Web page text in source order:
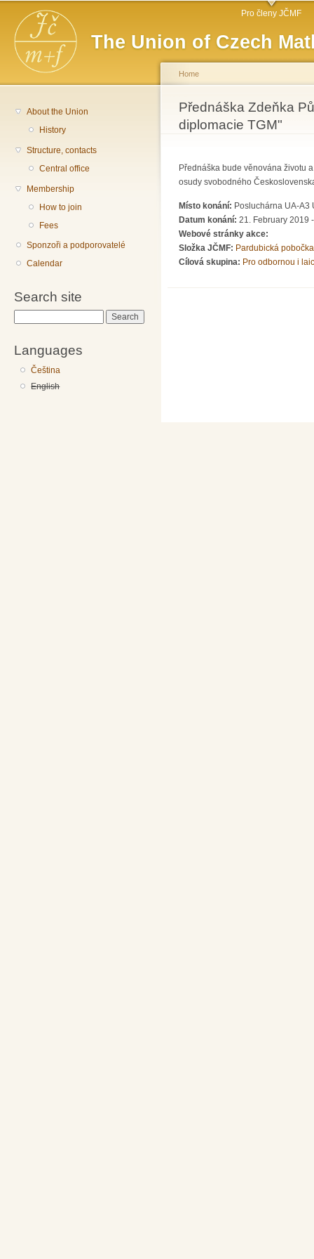
The Union of Czech
Main menu Pro členy JČMF
About the Union
History
Structure, contacts
Central office
Membership
How to join
Fees
Sponzoři a podporovatelé
Calendar
Search site
Languages
Čeština
English
You are here
Home
Přednáška Zdeňka
diplomacie TGM"
Přednáška bude věnována životu
osudy svobodného
Místo konání: Posluchárna UA-A3
Datum konání: 21. February 2019
Webové stránky akce:
Složka JČMF: Pardubická pobočka
Cílová skupina: Pro odbornou i